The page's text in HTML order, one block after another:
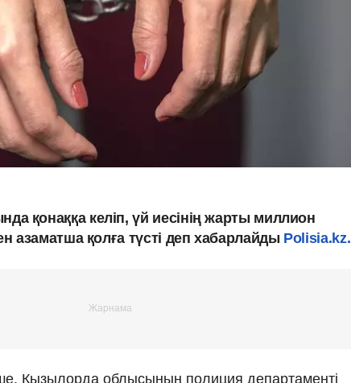
қонаққа келіп, үй иесінің жарты миллион
азаматша қолға түсті деп хабарлайды Polisia.kz.
Қызылорда облысының полиция департаменті